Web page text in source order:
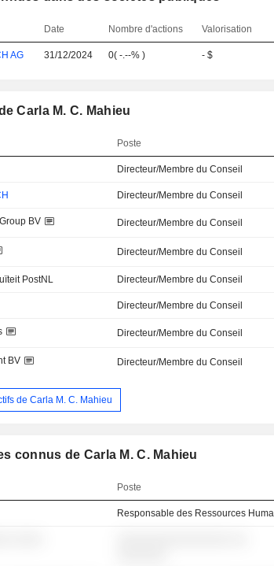
Date Nombre d'actions Valorisation
AG 31/12/2024 0(-.--% ) - $
Carla M. C. Mahieu
Poste
Directeur/Membre du Conseil
Directeur/Membre du Conseil
BV Directeur/Membre du Conseil
Directeur/Membre du Conseil
PostNL Directeur/Membre du Conseil
Directeur/Membre du Conseil
Directeur/Membre du Conseil
BV Directeur/Membre du Conseil
de Carla M. C. Mahieu
connus de Carla M. C. Mahieu
Poste
Responsable des Ressources